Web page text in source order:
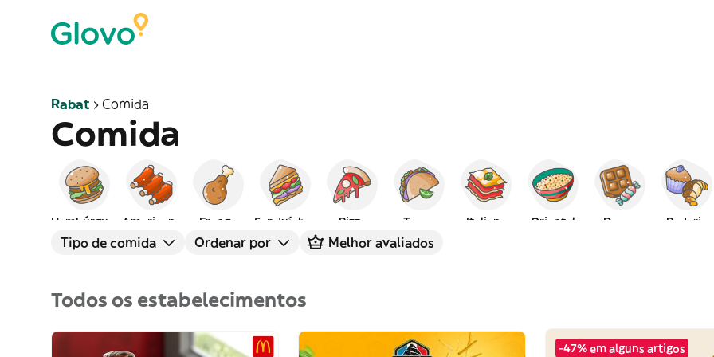
Rabat Comida
Comida
Americana Frango Sanduíches Pizza Tacos Italiana Oriental Doces Padaria
Tipo de comida Ordenar por Melhor avaliados
Todos os estabelecimentos
-47% em alguns artigos